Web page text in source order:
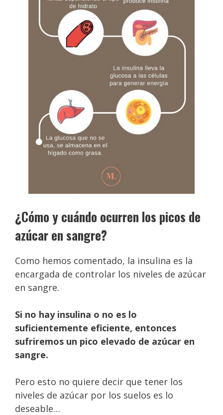
¿Cómo y cuándo ocurren los picos de
azúcar en sangre?
Como hemos comentado, la insulina es la
encargada de controlar los niveles de azúcar
en sangre.
Si no hay insulina o no es lo
suficientemente eficiente, entonces
sufriremos un pico elevado de azúcar en
sangre.
Pero esto no quiere decir que tener los
niveles de azúcar por los suelos es lo
deseable…